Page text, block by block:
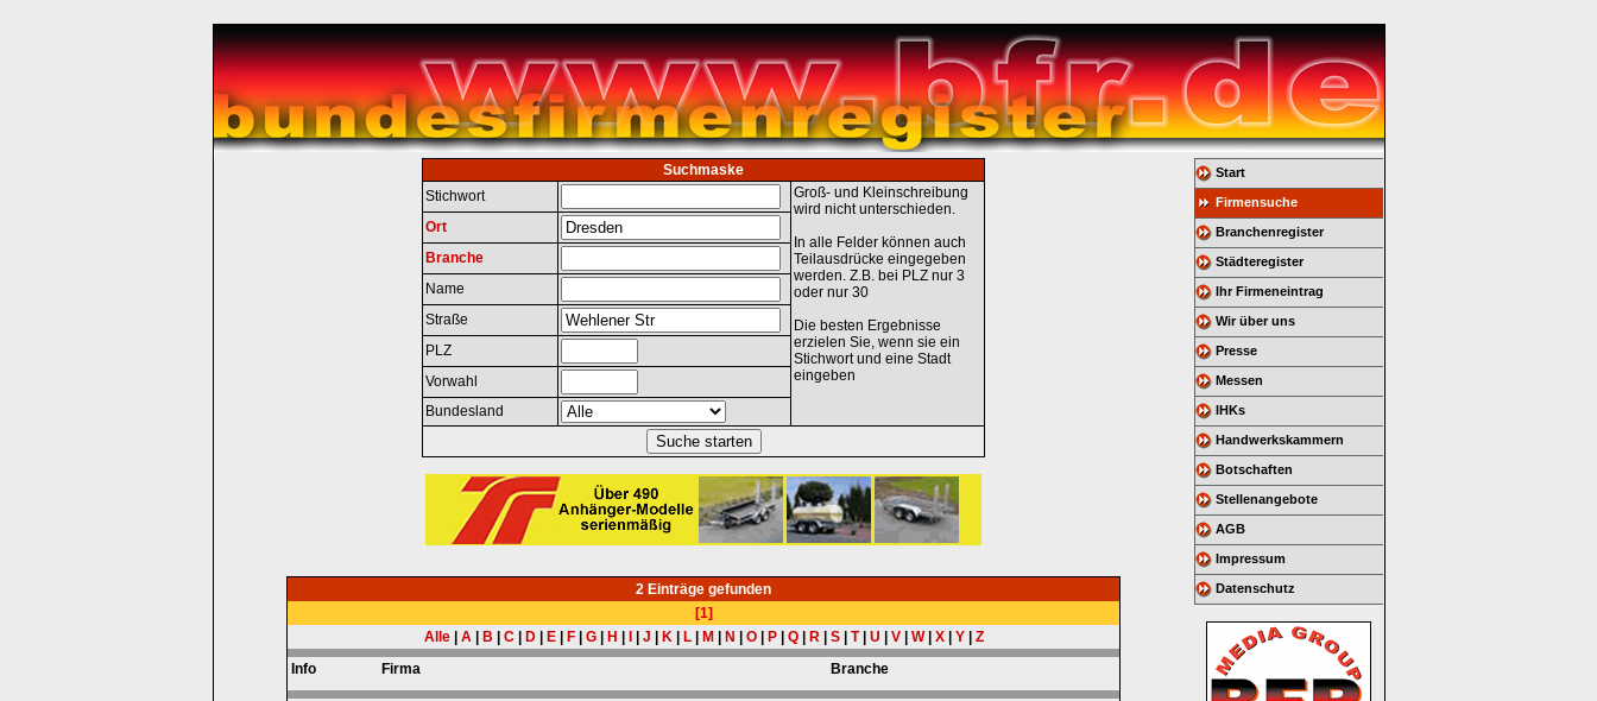
Suchmaske
Stichwort
Groß- und Kleinschreibung
wird nicht unterschieden.
In alle Felder können auch
Teilausdrücke eingegeben
werden. Z.B. bei PLZ nur 3
oder nur 30
Die besten Ergebnisse
erzielen Sie, wenn sie ein
Stichwort und eine Stadt
eingeben
Ort
Branche
Name
Straße
PLZ
Vorwahl
Bundesland
2 Einträge gefunden
[1]
Alle| A| B C| D| E| F| G| H J K| L| M N O| P| Q| R| S| T| U V| W| X| Y| Z
Info
Firma Branche
Start
Firmensuche
Branchenregister
Städteregister
Ihr Firmeneintrag
Wir über uns
Presse
Messen
IHKs
Handwerkskammern
Botschaften
Stellenangebote
AGB
Impressum
Datenschutz